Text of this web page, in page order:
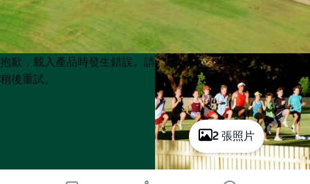
2 張照片
Product
List
Product
List
抱歉，載入產品時發生錯誤。請
稍後重試。